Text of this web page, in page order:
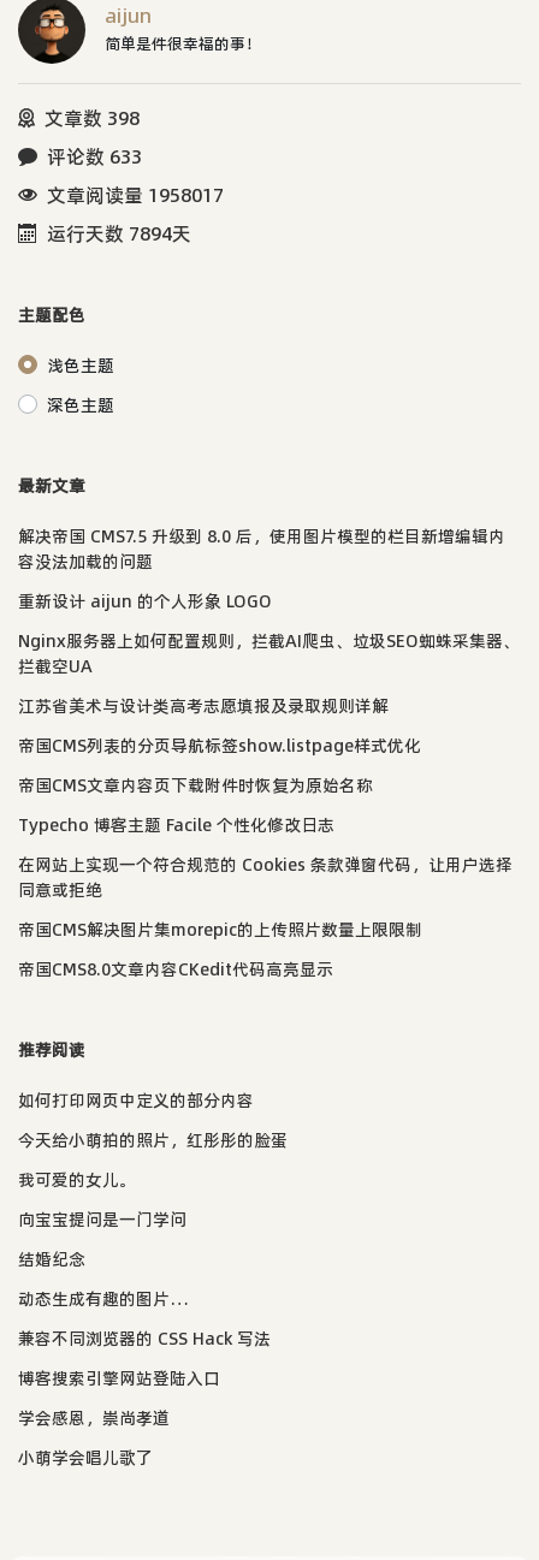
aijun
简单是件很幸福的事！
文章数 398
评论数 633
文章阅读量 1958017
运行天数 7894天
主题配色
浅色主题
深色主题
最新文章
解决帝国 CMS7.5 升级到 8.0 后，使用图片模型的栏目新增编辑内
容没法加载的问题
重新设计 aijun 的个人形象 LOGO
Nginx服务器上如何配置规则，拦截AI爬虫、垃圾SEO蜘蛛采集器、
拦截空UA
江苏省美术与设计类高考志愿填报及录取规则详解
帝国CMS列表的分页导航标签show.listpage样式优化
帝国CMS文章内容页下载附件时恢复为原始名称
Typecho 博客主题 Facile 个性化修改日志
在网站上实现一个符合规范的 Cookies 条款弹窗代码，让用户选择
同意或拒绝
帝国CMS解决图片集morepic的上传照片数量上限限制
帝国CMS8.0文章内容CKedit代码高亮显示
推荐阅读
如何打印网页中定义的部分内容
今天给小萌拍的照片，红彤彤的脸蛋
我可爱的女儿。
向宝宝提问是一门学问
结婚纪念
动态生成有趣的图片…
兼容不同浏览器的 CSS Hack 写法
博客搜索引擎网站登陆入口
学会感恩，崇尚孝道
小萌学会唱儿歌了